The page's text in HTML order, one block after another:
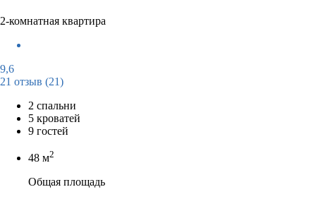
2-комнатная квартира
9,6
21 отзыв (21)
2 спальни
5 кроватей
9 гостей
48 м2
Общая площадь